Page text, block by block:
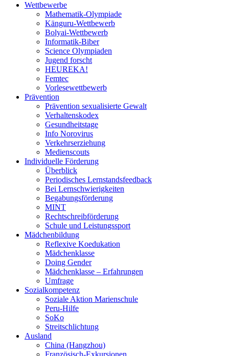
Wettbewerbe
Mathematik-Olympiade
Känguru-Wettbewerb
Bolyai-Wettbewerb
Informatik-Biber
Science Olympiaden
Jugend forscht
HEUREKA!
Femtec
Vorlesewettbewerb
Prävention
Prävention sexualisierte Gewalt
Verhaltenskodex
Gesundheitstage
Info Norovirus
Verkehrserziehung
Medienscouts
Individuelle Förderung
Überblick
Periodisches Lernstandsfeedback
Bei Lernschwierigkeiten
Begabungsförderung
MINT
Rechtschreibförderung
Schule und Leistungssport
Mädchenbildung
Reflexive Koedukation
Mädchenklasse
Doing Gender
Mädchenklasse – Erfahrungen
Umfrage
Sozialkompetenz
Soziale Aktion Marienschule
Peru-Hilfe
SoKo
Streitschlichtung
Ausland
China (Hangzhou)